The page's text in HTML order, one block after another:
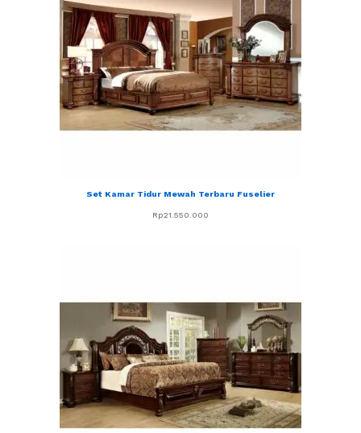
Set Kamar Tidur Mewah Terbaru Fuselier
Rp21.550.000